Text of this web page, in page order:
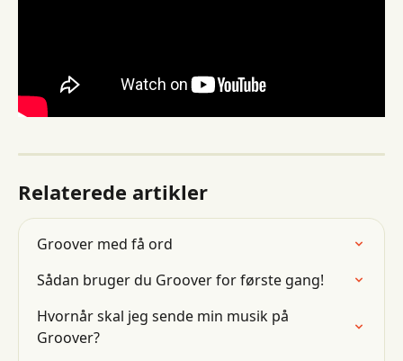
Relaterede artikler
Groover med få ord
Sådan bruger du Groover for første gang!
Hvornår skal jeg sende min musik på
Groover?